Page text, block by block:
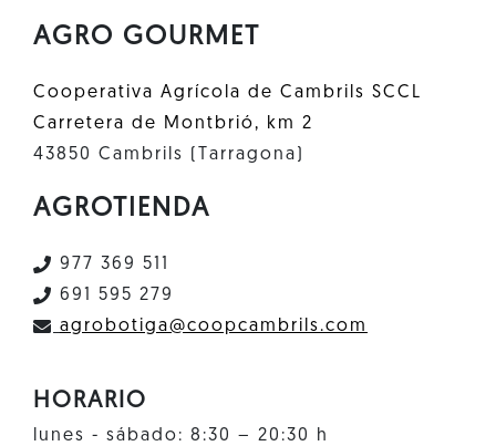
AGRO GOURMET
Cooperativa Agrícola de Cambrils SCCL
Carretera de Montbrió, km 2
43850 Cambrils (Tarragona)
AGROTIENDA
977 369 511
691 595 279
agrobotiga@coopcambrils.com
HORARIO
lunes - sábado: 8:30 – 20:30 h